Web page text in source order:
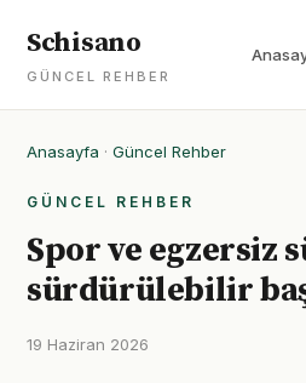
Schisano
GÜNCEL REHBER
Anasayfa · Güncel Rehber
GÜNCEL REHBER
Spor ve egzersiz
sürdürülebilir
19 Haziran 2026